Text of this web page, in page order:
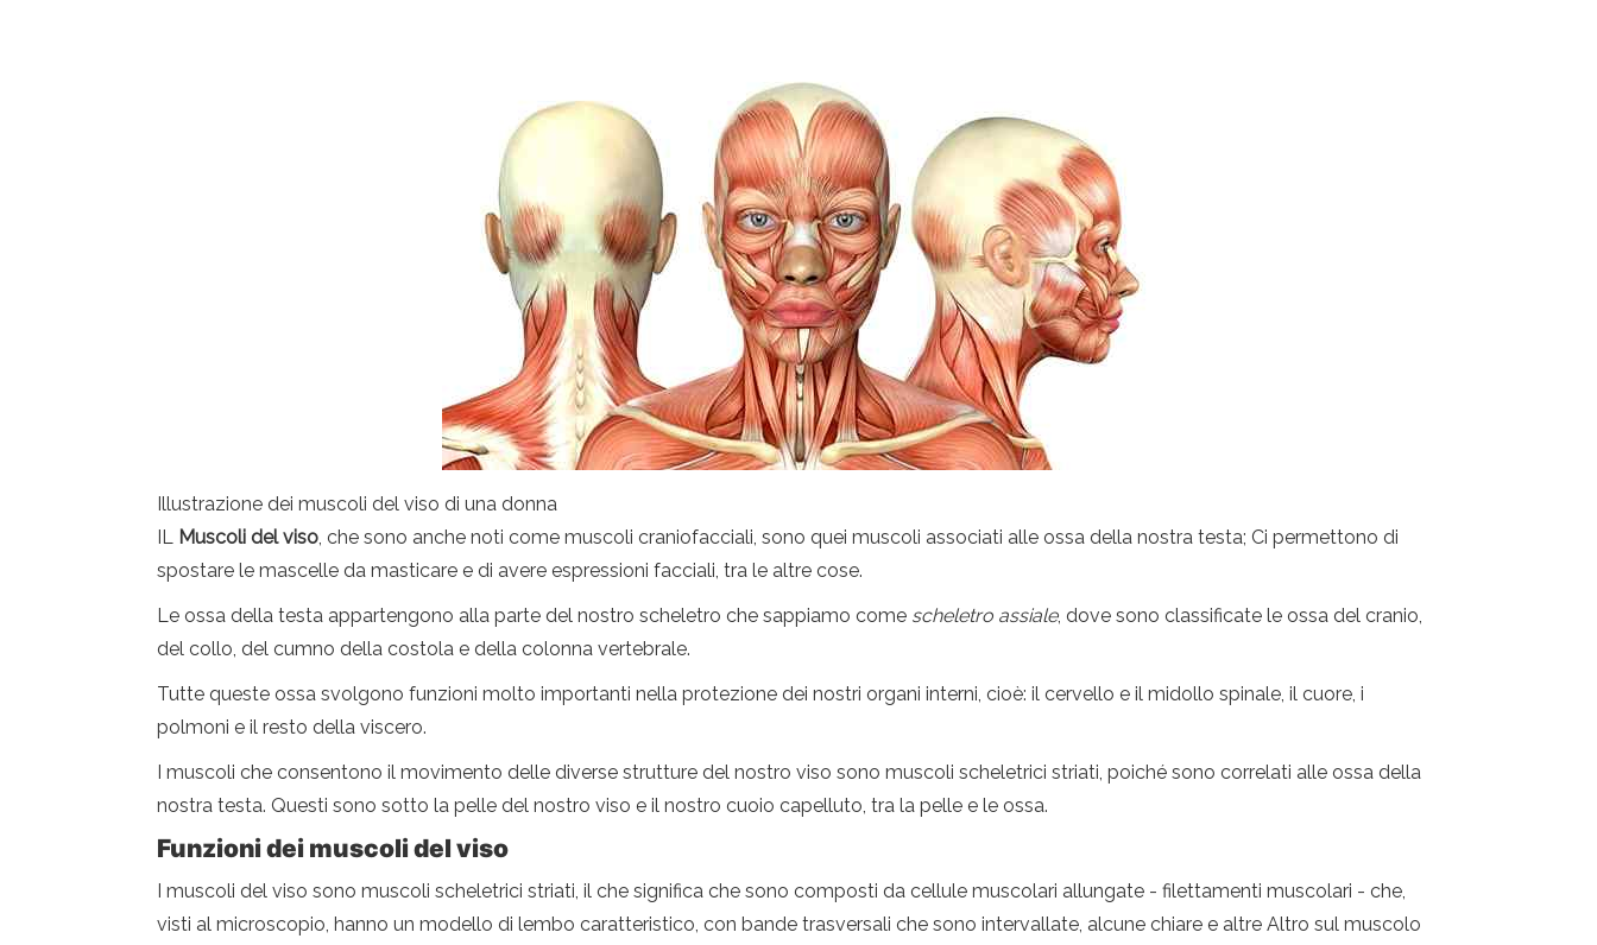
Illustrazione dei muscoli del viso di una donna
IL Muscoli del viso, che sono anche noti come muscoli craniofacciali, sono quei muscoli associati alle ossa della nostra testa; Ci permettono di
spostare le mascelle da masticare e di avere espressioni facciali, tra le altre cose.
Le ossa della testa appartengono alla parte del nostro scheletro che sappiamo come scheletro assiale, dove sono classificate le ossa del cranio,
del collo, del cumno della costola e della colonna vertebrale.
Tutte queste ossa svolgono funzioni molto importanti nella protezione dei nostri organi interni, cioè: il cervello e il midollo spinale, il cuore, i
polmoni e il resto della viscero.
I muscoli che consentono il movimento delle diverse strutture del nostro viso sono muscoli scheletrici striati, poiché sono correlati alle ossa della
nostra testa. Questi sono sotto la pelle del nostro viso e il nostro cuoio capelluto, tra la pelle e le ossa.
Funzioni dei muscoli del viso
I muscoli del viso sono muscoli scheletrici striati, il che significa che sono composti da cellule muscolari allungate - filettamenti muscolari - che,
visti al microscopio, hanno un modello di lembo caratteristico, con bande trasversali che sono intervallate, alcune chiare e altre Altro sul muscolo